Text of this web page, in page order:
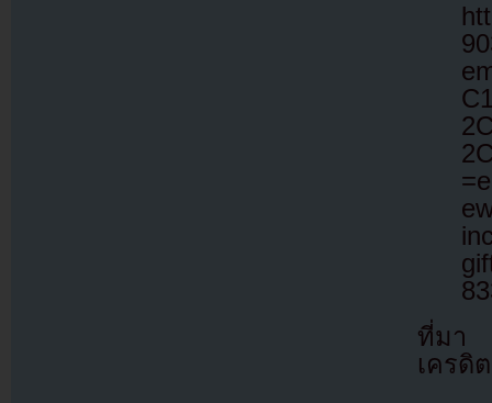
ที่มา
เครดิ